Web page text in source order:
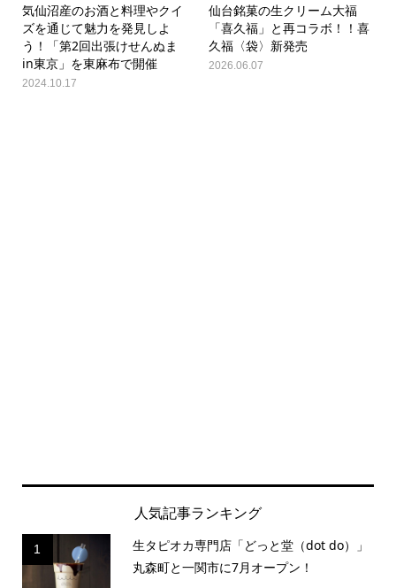
気仙沼産のお酒と料理やクイ
ズを通じて魅力を発見しよ
う！「第2回出張けせんぬま
in東京」を東麻布で開催
2024.10.17
仙台銘菓の生クリーム大福
「喜久福」と再コラボ！！喜
久福〈袋〉新発売
2026.06.07
人気記事ランキング
1
生タピオカ専門店「どっと堂（dot do）」
丸森町と一関市に7月オープン！